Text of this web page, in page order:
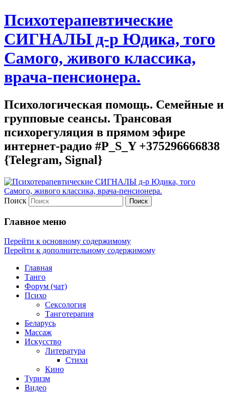
Психотерапевтические
СИГНАЛЫ д-р Юдика, того
Самого, живого классика,
врача-пенсионера.
Психологическая помощь. Семейные и
групповые сеансы. Трансовая
психорегуляция в прямом эфире
интернет-радио #P_S_Y +375296666838
{Telegram, Signal}
Поиск
Главное меню
Перейти к основному содержимому
Перейти к дополнительному содержимому
Главная
Танго
Форум (чат)
Психо
Сексология
Танготерапия
Беларусь
Массаж
Искусство
Литература
Стихи
Кино
Туризм
Видео